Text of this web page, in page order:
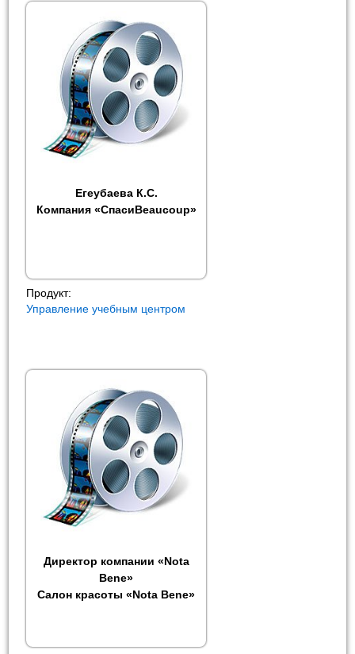
Егеубаева К.С.
Компания «СпасиBeaucoup»
Продукт:
Управление учебным центром
Директор компании «Nota
Bene»
Салон красоты «Nota Bene»